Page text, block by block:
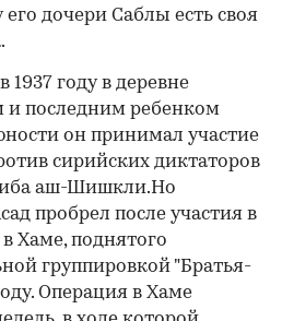
дочери Саблы есть своя
1937 году в деревне
и последним ребенком
он принимал участие
сирийских диктаторов
аш-Шишкли.Но
пробрел после участия в
Хаме, поднятого
группировкой "Братья-
Операция в Хаме